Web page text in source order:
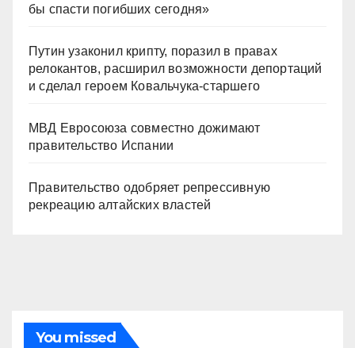
бы спасти погибших сегодня»
Путин узаконил крипту, поразил в правах
релокантов, расширил возможности депортаций
и сделал героем Ковальчука-старшего
МВД Евросоюза совместно дожимают
правительство Испании
Правительство одобряет репрессивную
рекреацию алтайских властей
You missed